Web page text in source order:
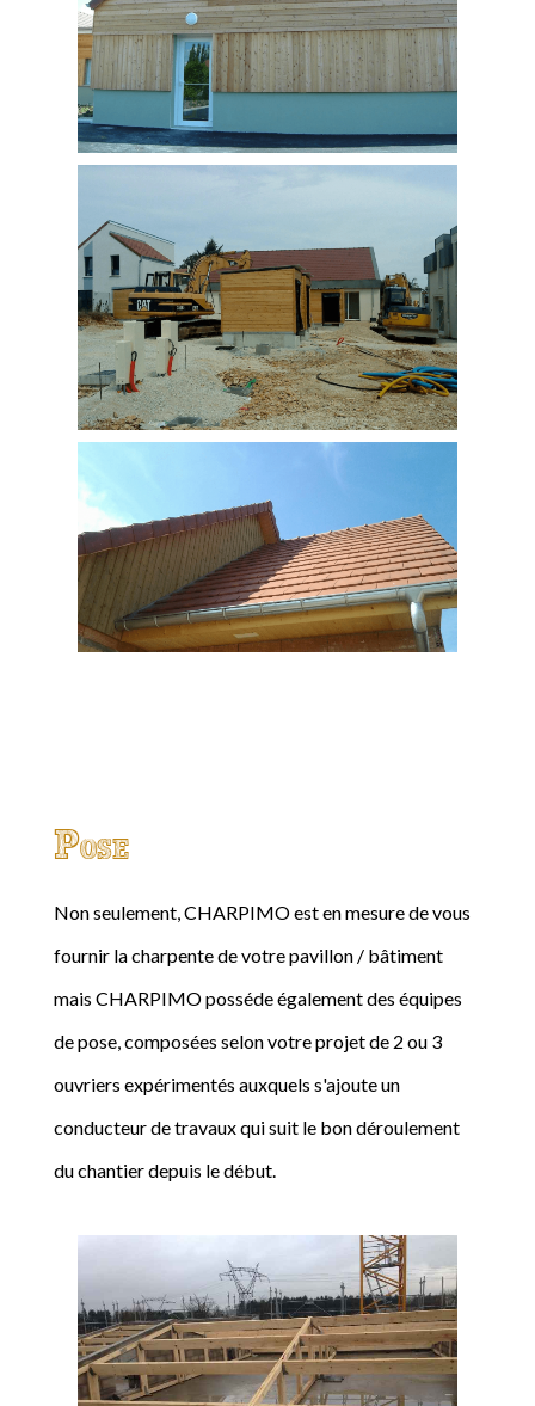
Pose
Non seulement, CHARPIMO est en mesure de vous
fournir la charpente de votre pavillon / bâtiment
mais CHARPIMO posséde également des équipes
de pose, composées selon votre projet de 2 ou 3
ouvriers expérimentés auxquels s'ajoute un
conducteur de travaux qui suit le bon déroulement
du chantier depuis le début.